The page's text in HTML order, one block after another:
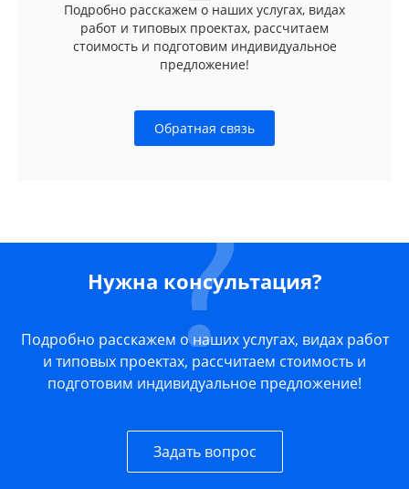
Подробно расскажем о наших услугах, видах
работ и типовых проектах, рассчитаем
стоимость и подготовим индивидуальное
предложение!
Обратная связь
Нужна консультация?
Подробно расскажем о наших услугах, видах работ
и типовых проектах, рассчитаем стоимость и
подготовим индивидуальное предложение!
Задать вопрос